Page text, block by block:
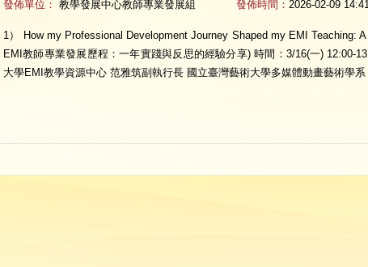
發佈單位： 教學發展中心教師專業發展組 發佈時間： 2026-02-09
1） How my Professional Development Journey Shaped my EMI Teaching:
EMI教師專業發展歷程：一年實踐與反思的經驗分享) 時間：3/16(一) 12:00-
大學EMI教學資源中心 范雅筑副執行長 國立臺灣藝術大學多媒體動畫藝術學